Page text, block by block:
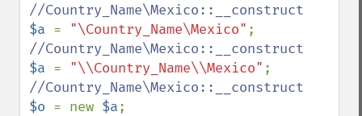
$a = "\Country_Name\Mexico"
$a = "\\Country_Name\\Mexico"
$o = new $a;